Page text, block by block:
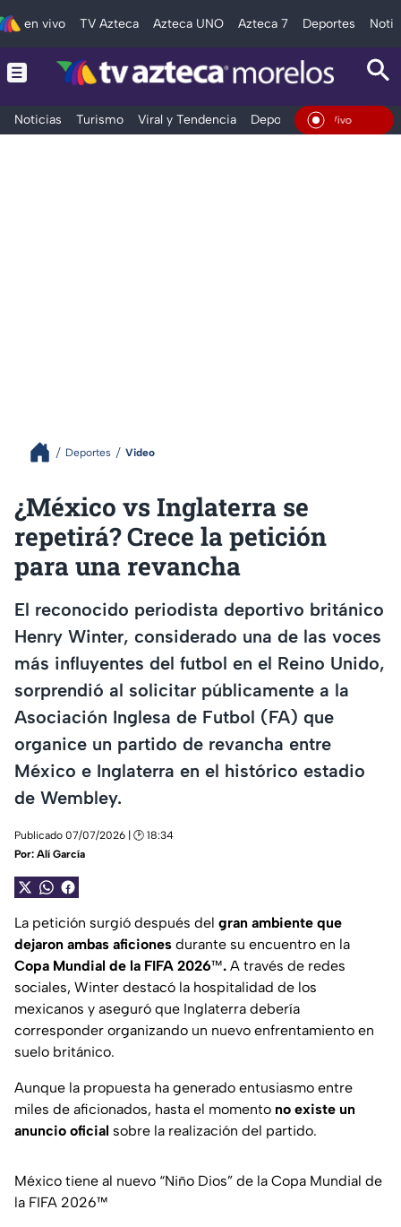
en vivo TV Azteca Azteca UNO Azteca 7 Deportes
Noticias Turismo Viral y Tendencia Deportes Espectáculos
En Vivo
Deportes Video
¿México vs Inglaterra se
repetirá? Crece la petición
para una revancha
El reconocido periodista deportivo británico
Henry Winter, considerado una de las voces
más influyentes del futbol en el Reino Unido,
sorprendió al solicitar públicamente a la
Asociación Inglesa de Futbol (FA) que
organice un partido de revancha entre
México e Inglaterra en el histórico estadio
de Wembley.
Publicado 07/07/2026 | 🕑 18:34
Por: Alí García
La petición surgió después del gran ambiente que
dejaron ambas aficiones durante su encuentro en la
Copa Mundial de la FIFA 2026™. A través de redes
sociales, Winter destacó la hospitalidad de los
mexicanos y aseguró que Inglaterra debería
corresponder organizando un nuevo enfrentamiento en
suelo británico.
Aunque la propuesta ha generado entusiasmo entre
miles de aficionados, hasta el momento no existe un
anuncio oficial sobre la realización del partido.
México tiene al nuevo “Niño Dios” de la Copa Mundial de
la FIFA 2026™